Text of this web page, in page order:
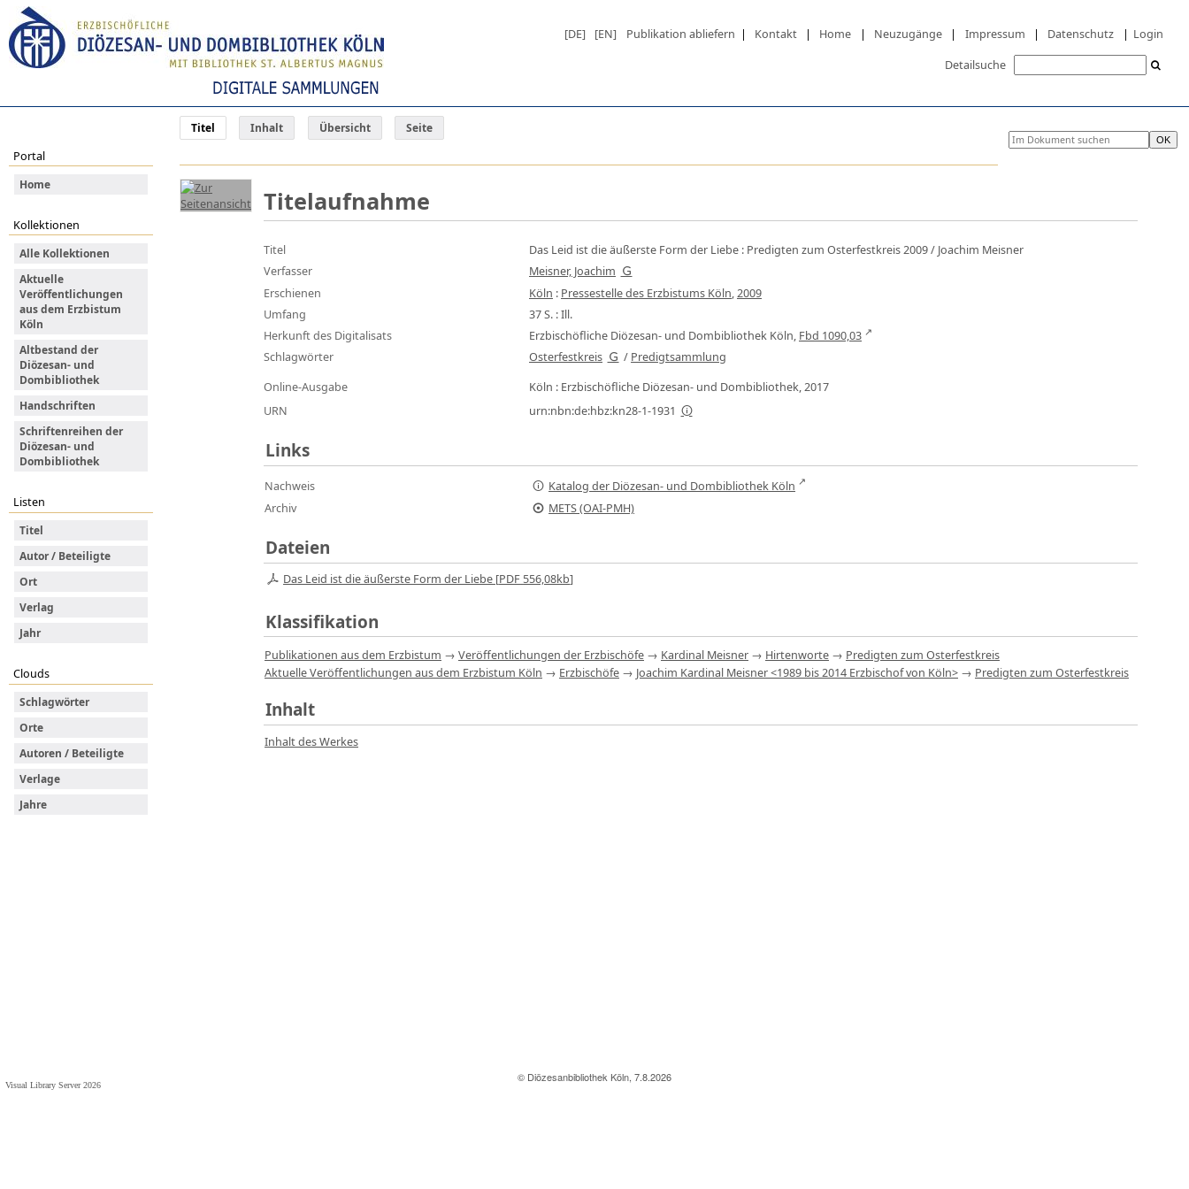
© Diözesanbibliothek Köln, 7.8.2026
Visual Library Server 2026
[DE] [EN] Publikation abliefern | Kontakt | Home | Neuzugänge | Impressum | Datenschutz | Login
Detailsuche
Titel Inhalt Übersicht Seite
Portal
Home
Kollektionen
Alle Kollektionen
Aktuelle
Veröffentlichungen
aus dem Erzbistum
Köln
Altbestand der
Diözesan- und
Dombibliothek
Handschriften
Schriftenreihen der
Diözesan- und
Dombibliothek
Listen
Titel
Autor / Beteiligte
Ort
Verlag
Jahr
Clouds
Schlagwörter
Orte
Autoren / Beteiligte
Verlage
Jahre
Titelaufnahme
Titel Das Leid ist die äußerste Form der Liebe : Predigten zum Osterfestkreis 2009/ Joachim Meisner
Verfasser
Meisner, Joachim
Erschienen
Köln : Pressestelle des Erzbistums Köln,2009
Umfang
37 S. : Ill.
Herkunft des Digitalisats
Erzbischöfliche Diözesan- und Dombibliothek Köln, Fbd 1090,03
Schlagwörter
Osterfestkreis / Predigtsammlung
Online-Ausgabe
Köln : Erzbischöfliche Diözesan- und Dombibliothek, 2017
URN
urn:nbn:de:hbz:kn28-1-1931
Links
Nachweis
Katalog der Diözesan- und Dombibliothek Köln
Archiv
METS (OAI-PMH)
Dateien
Das Leid ist die äußerste Form der Liebe [PDF 556,08kb]
Klassifikation
Publikationen aus dem Erzbistum → Veröffentlichungen der Erzbischöfe → Kardinal Meisner → Hirtenworte → Predigten zum Osterfestkreis
Aktuelle Veröffentlichungen aus dem Erzbistum Köln → Erzbischöfe → Joachim Kardinal Meisner <1989 bis 2014 Erzbischof von Köln> → Predigten zum Osterfestkreis
Inhalt
Inhalt des Werkes